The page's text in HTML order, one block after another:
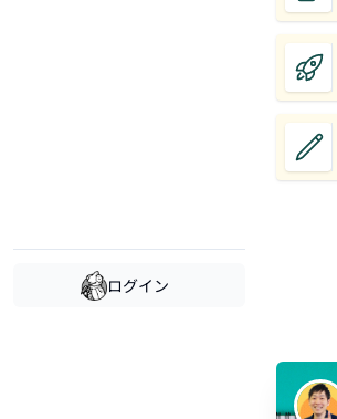
ログイン